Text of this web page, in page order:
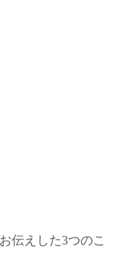
伝えした3つのこ